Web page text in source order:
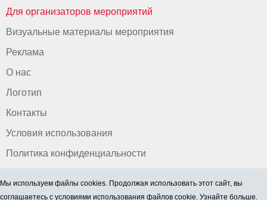
Для организаторов мероприятий
Визуальные материалы мероприятия
Реклама
О нас
Логотип
Контакты
Условия использования
Политика конфиденциальности
Мы используем файлы cookies. Продолжая использовать этот сайт, вы
соглашаетесь с условиями использования файлов cookie. Узнайте больше.